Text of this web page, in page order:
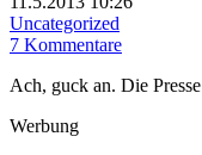
Uncategorized
7 Kommentare
Ach, guck an. Die
Werbung